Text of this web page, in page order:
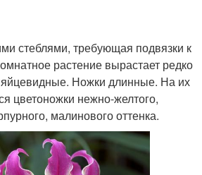
стеблями, требующая подвязки к
растение вырастает редко
Ножки длинные. На их
цветоножки нежно-желтого,
малинового оттенка.